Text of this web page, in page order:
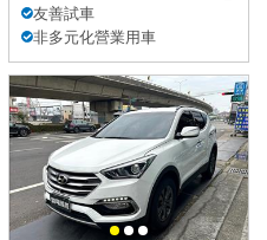
友善試車
非多元化營業用車